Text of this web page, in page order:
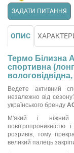
ЗАДАТИ ПИТАННЯ
ОПИС
Термо Білизна
спортивна
вологовідвідна,
Ведете активний
незалежно від
українського бренду
М'який і ніжний
повітропроникністю
розривів, тому
великий палець